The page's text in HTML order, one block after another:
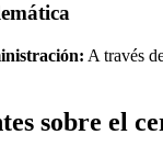
A través
sobre el